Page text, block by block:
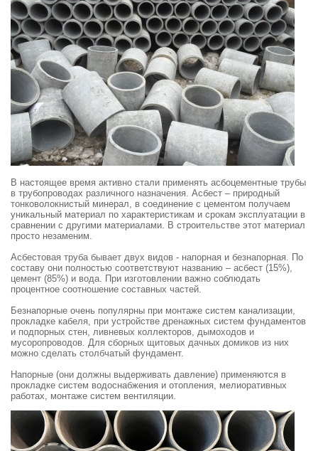
В настоящее время активно стали применять асбоцементные трубы
в трубопроводах различного назначения. Асбест – природный
тонковолокнистый минерал, в соединение с цементом получаем
уникальный материал по характеристикам и срокам эксплуатации в
сравнении с другими материалами. В строительстве этот материал
просто незаменим.
Асбестовая труба бывает двух видов - напорная и безнапорная. По
составу они полностью соответствуют названию – асбест (15%),
цемент (85%) и вода. При изготовлении важно соблюдать
процентное соотношение составных частей.
Безнапорные очень популярны при монтаже систем канализации,
прокладке кабеля, при устройстве дренажных систем фундаментов
и подпорных стен, ливневых коллекторов, дымоходов и
мусоропроводов. Для сборных щитовых дачных домиков из них
можно сделать столбчатый фундамент.
Напорные (они должны выдерживать давление) применяются в
прокладке систем водоснабжения и отопления, мелиоративных
работах, монтаже систем вентиляции.